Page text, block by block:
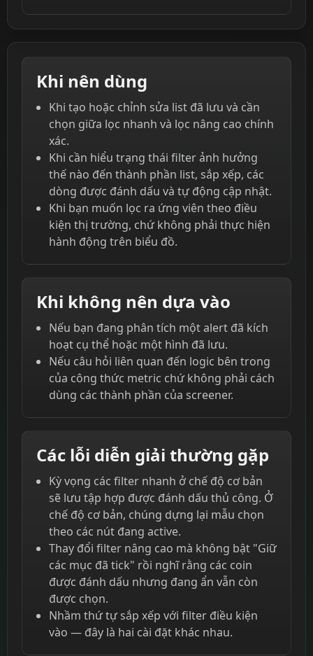
Khi nên dùng
Khi tạo hoặc chỉnh sửa list đã lưu và cần
chọn giữa lọc nhanh và lọc nâng cao chính
xác.
Khi cần hiểu trạng thái filter ảnh hưởng
thế nào đến thành phần list, sắp xếp, các
dòng được đánh dấu và tự động cập nhật.
Khi bạn muốn lọc ra ứng viên theo điều
kiện thị trường, chứ không phải thực hiện
hành động trên biểu đồ.
Khi không nên dựa vào
Nếu bạn đang phân tích một alert đã kích
hoạt cụ thể hoặc một hình đã lưu.
Nếu câu hỏi liên quan đến logic bên trong
của công thức metric chứ không phải cách
dùng các thành phần của screener.
Các lỗi diễn giải thường gặp
Kỳ vọng các filter nhanh ở chế độ cơ bản
sẽ lưu tập hợp được đánh dấu thủ công. Ở
chế độ cơ bản, chúng dựng lại mẫu chọn
theo các nút đang active.
Thay đổi filter nâng cao mà không bật "Giữ
các mục đã tick" rồi nghĩ rằng các coin
được đánh dấu nhưng đang ẩn vẫn còn
được chọn.
Nhầm thứ tự sắp xếp với filter điều kiện
vào — đây là hai cài đặt khác nhau.